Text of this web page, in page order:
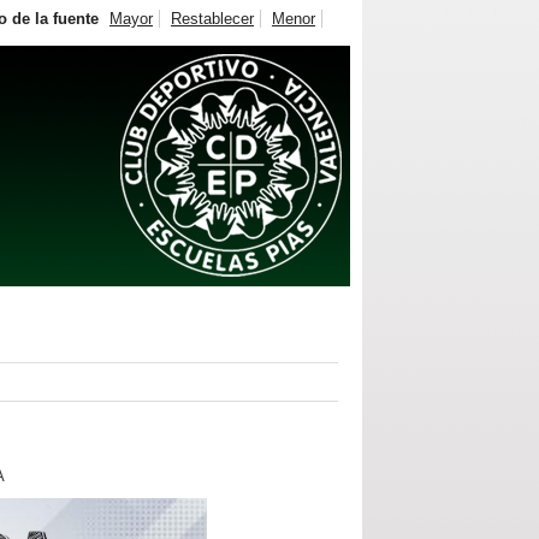
de la fuente Mayor Restablecer Menor